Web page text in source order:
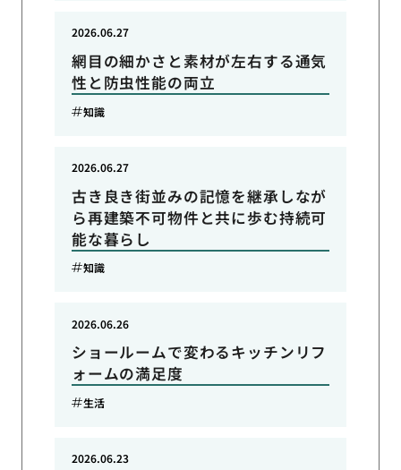
網目の細かさと素材が左右する通気
性と防虫性能の両立
2026.06.27
知識
古き良き街並みの記憶を継承しなが
ら再建築不可物件と共に歩む持続可
能な暮らし
2026.06.27
知識
ショールームで変わるキッチンリフ
ォームの満足度
2026.06.26
生活
2026.06.23